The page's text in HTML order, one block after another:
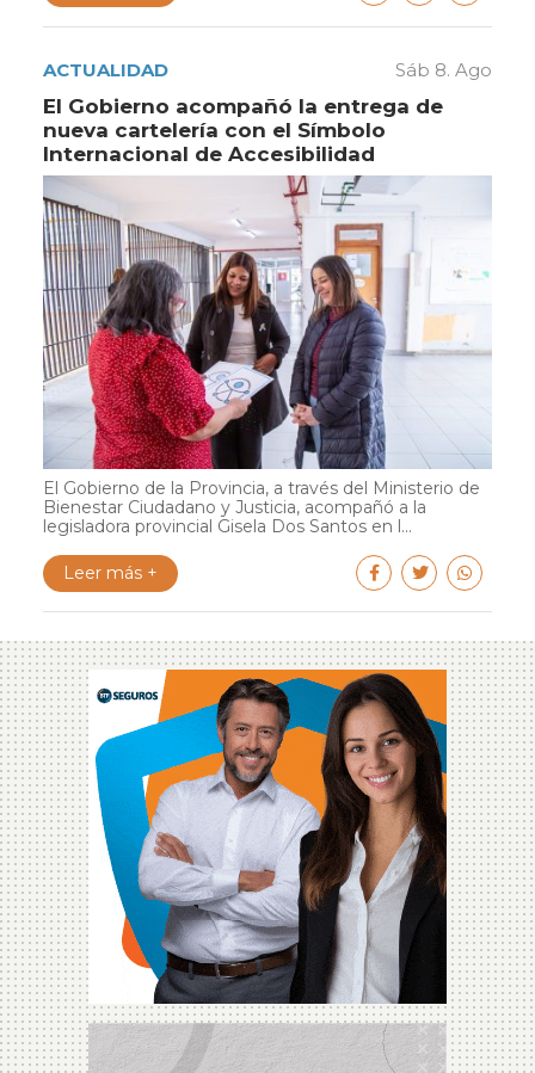
ACTUALIDAD Sáb 8. Ago
El Gobierno acompañó la entrega de
nueva cartelería con el Símbolo
Internacional de Accesibilidad
El Gobierno de la Provincia, a través del Ministerio de
Bienestar Ciudadano y Justicia, acompañó a la
legisladora provincial Gisela Dos Santos en l...
Leer más +